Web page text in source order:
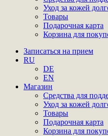
Уход за кожей
Товары
Подарочная карта
Корзина для
Записаться на прием
RU
DE
EN
Магазин
Средства для
Уход за кожей
Товары
Подарочная карта
Корзина для